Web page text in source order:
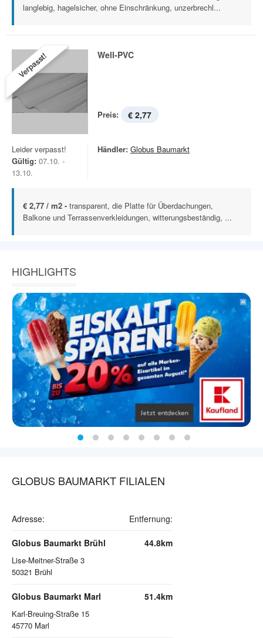
langlebig, hagelsicher, ohne Einschränkung, unzerbrechl...
Verpasst! Well-PVC
Preis: € 2,77
Leider verpasst!
Gültig: 07.10. -
13.10.
Händler: Globus Baumarkt
€ 2,77 / m2 - transparent, die Platte für Überdachungen,
Balkone und Terrassenverkleidungen, witterungsbeständig, ...
HIGHLIGHTS
GLOBUS BAUMARKT FILIALEN
Adresse: Entfernung:
Globus Baumarkt Brühl
Lise-Meitner-Straße 3
50321 Brühl
44.8km
Globus Baumarkt Marl
Karl-Breuing-Straße 15
45770 Marl
51.4km